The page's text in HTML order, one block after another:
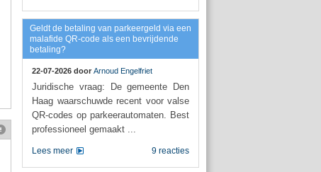
Geldt de betaling van parkeergeld via een
malafide QR-code als een bevrijdende
betaling?
22-07-2026 door Arnoud Engelfriet
Juridische vraag: De gemeente Den
Haag waarschuwde recent voor valse
QR-codes op parkeerautomaten. Best
professioneel gemaakt ...
9 reacties
Lees meer